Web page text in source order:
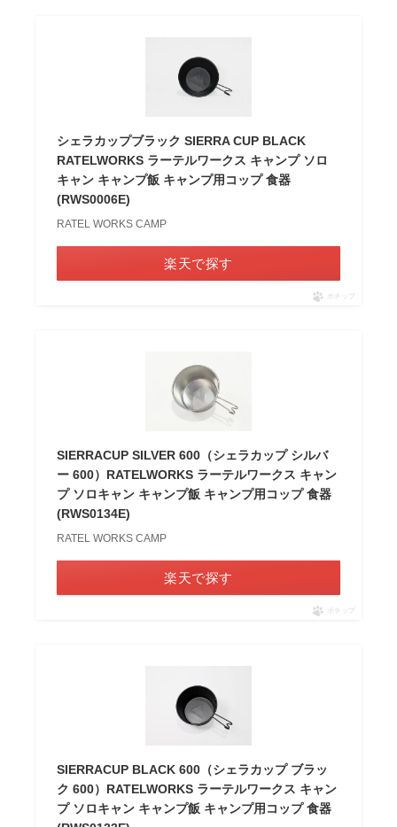
シェラカップブラック SIERRA CUP BLACK
RATELWORKS ラーテルワークス キャンプ ソロ
キャン キャンプ飯 キャンプ用コップ 食器
(RWS0006E)
RATEL WORKS CAMP
楽天で探す
ポチップ
SIERRACUP SILVER 600（シェラカップ シルバ
ー 600）RATELWORKS ラーテルワークス キャン
プ ソロキャン キャンプ飯 キャンプ用コップ 食器
(RWS0134E)
RATEL WORKS CAMP
楽天で探す
ポチップ
SIERRACUP BLACK 600（シェラカップ ブラッ
ク 600）RATELWORKS ラーテルワークス キャン
プ ソロキャン キャンプ飯 キャンプ用コップ 食器